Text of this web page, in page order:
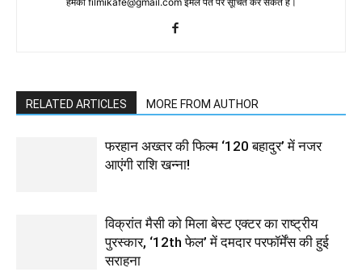
RELATED ARTICLES MORE FROM AUTHOR
फरहान अख्तर की फिल्म ‘120 बहादुर’ में नजर
आएंगी राशि खन्ना!
विक्रांत मैसी को मिला बेस्ट एक्टर का राष्ट्रीय
पुरस्कार, ‘12th फेल’ में दमदार परफॉर्मेंस की हुई
सराहना